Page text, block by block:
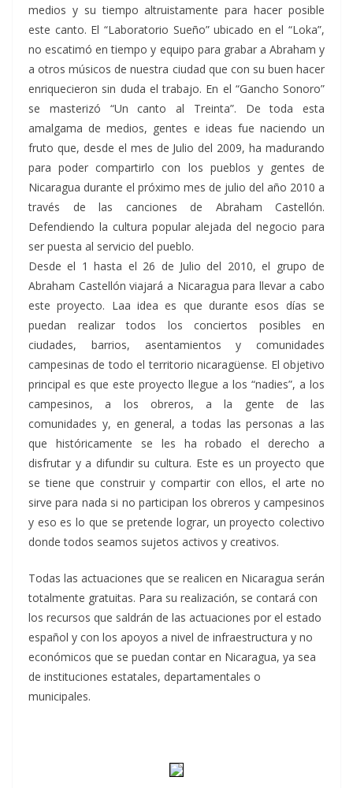
medios y su tiempo altruistamente para hacer posible
este canto. El “Laboratorio Sueño” ubicado en el “Loka”,
no escatimó en tiempo y equipo para grabar a Abraham y
a otros músicos de nuestra ciudad que con su buen hacer
enriquecieron sin duda el trabajo. En el “Gancho Sonoro”
se masterizó “Un canto al Treinta”. De toda esta
amalgama de medios, gentes e ideas fue naciendo un
fruto que, desde el mes de Julio del 2009, ha madurando
para poder compartirlo con los pueblos y gentes de
Nicaragua durante el próximo mes de julio del año 2010 a
través de las canciones de Abraham Castellón.
Defendiendo la cultura popular alejada del negocio para
ser puesta al servicio del pueblo.
Desde el 1 hasta el 26 de Julio del 2010, el grupo de
Abraham Castellón viajará a Nicaragua para llevar a cabo
este proyecto. Laa idea es que durante esos días se
puedan realizar todos los conciertos posibles en
ciudades, barrios, asentamientos y comunidades
campesinas de todo el territorio nicaragüense. El objetivo
principal es que este proyecto llegue a los “nadies”, a los
campesinos, a los obreros, a la gente de las
comunidades y, en general, a todas las personas a las
que históricamente se les ha robado el derecho a
disfrutar y a difundir su cultura. Este es un proyecto que
se tiene que construir y compartir con ellos, el arte no
sirve para nada si no participan los obreros y campesinos
y eso es lo que se pretende lograr, un proyecto colectivo
donde todos seamos sujetos activos y creativos.
Todas las actuaciones que se realicen en Nicaragua serán
totalmente gratuitas. Para su realización, se contará con
los recursos que saldrán de las actuaciones por el estado
español y con los apoyos a nivel de infraestructura y no
económicos que se puedan contar en Nicaragua, ya sea
de instituciones estatales, departamentales o
municipales.